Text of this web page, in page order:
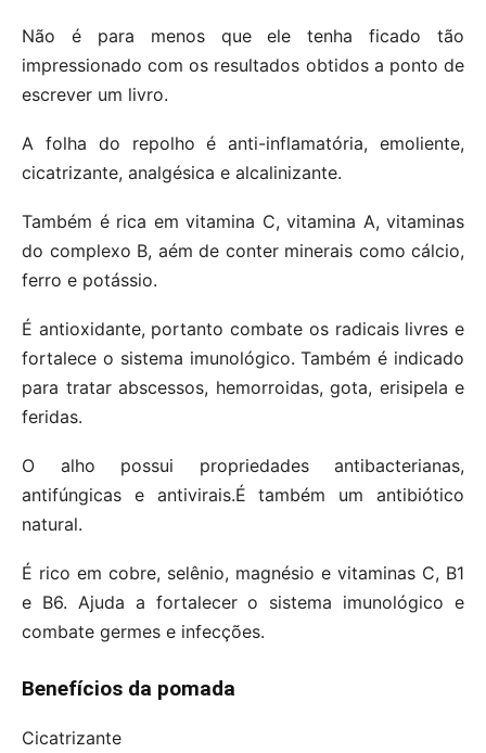
Não é para menos que ele tenha ficado tão
impressionado com os resultados obtidos a ponto de
escrever um livro.
A folha do repolho é anti-inflamatória, emoliente,
cicatrizante, analgésica e alcalinizante.
Também é rica em vitamina C, vitamina A, vitaminas
do complexo B, aém de conter minerais como cálcio,
ferro e potássio.
É antioxidante, portanto combate os radicais livres e
fortalece o sistema imunológico. Também é indicado
para tratar abscessos, hemorroidas, gota, erisipela e
feridas.
O alho possui propriedades antibacterianas,
antifúngicas e antivirais.É também um antibiótico
natural.
É rico em cobre, selênio, magnésio e vitaminas C, B1
e B6. Ajuda a fortalecer o sistema imunológico e
combate germes e infecções.
Benefícios da pomada
Cicatrizante